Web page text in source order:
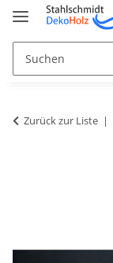
Zurück zur Liste